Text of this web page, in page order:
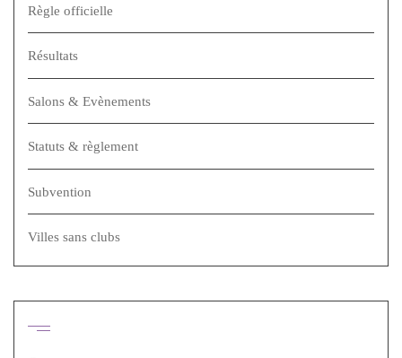
Règle officielle
Résultats
Salons & Evènements
Statuts & règlement
Subvention
Villes sans clubs